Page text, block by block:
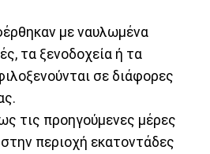
με ναυλωμένα
τα ξενοδοχεία ή τα
σε διάφορες
τις προηγούμενες μέρες
περιοχή εκατοντάδες